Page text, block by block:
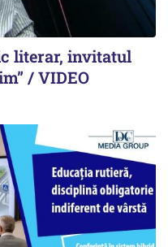
literar, invitatul
/ VIDEO